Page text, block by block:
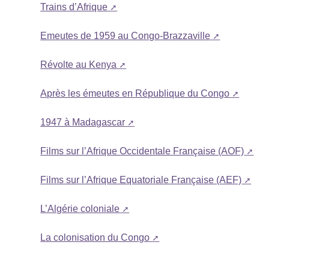
Trains d’Afrique
Emeutes de 1959 au Congo-Brazzaville
Révolte au Kenya
Après les émeutes en République du Congo
1947 à Madagascar
Films sur l’Afrique Occidentale Française (AOF)
Films sur l’Afrique Equatoriale Française (AEF)
L’Algérie coloniale
La colonisation du Congo